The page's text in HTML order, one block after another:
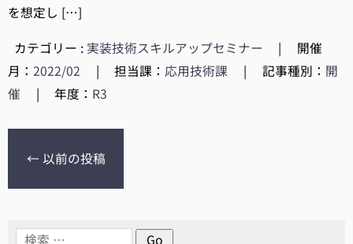
を想定し […]
カテゴリー : 実装技術スキルアップセミナー |
開催
月： 2022/02 | 担当課： 応用技術課 | 記事種別： 開
催
| 年度： R3
← 以前の投稿